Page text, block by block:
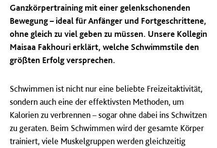
Ganzkörpertraining mit einer gelenkschonenden
Bewegung – ideal für Anfänger und Fortgeschrittene,
ohne gleich zu viel geben zu müssen. Unsere Kollegin
Maisaa Fakhouri erklärt, welche Schwimmstile den
größten Erfolg versprechen.
Schwimmen ist nicht nur eine beliebte Freizeitaktivität,
sondern auch eine der effektivsten Methoden, um
Kalorien zu verbrennen – sogar ohne dabei ins Schwitzen
zu geraten. Beim Schwimmen wird der gesamte Körper
trainiert, viele Muskelgruppen werden gleichzeitig